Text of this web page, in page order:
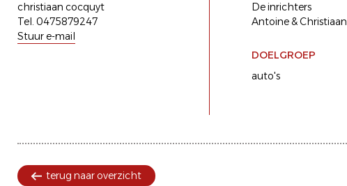
christiaan cocquyt
Tel. 0475879247
Stuur e-mail
De inrichters
Antoine & Christiaan
DOELGROEP
auto's
terug naar overzicht